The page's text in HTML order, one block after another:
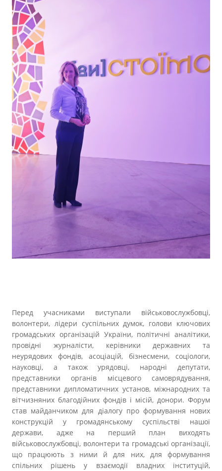
Перед учасниками виступали військовослужбовці,
волонтери, лідери суспільних думок, голови ключових
громадських організацій України, політичні аналітики,
провідні журналісти, керівники державних та
неурядових фондів, асоціацій, бізнесмени, соціологи,
науковці, а також урядовці, народні депутати,
представники органів місцевого самоврядування,
представники дипломатичних установ, міжнародних та
вітчизняних благодійних фондів і місій, донори. Форум
став майданчиком для діалогу про формування нових
конструкцій у громадянському суспільстві нашої
держави, адже на перший план виходять
військовослужбовці, волонтери та громадські організації,
що працюють з ними й для них, для формування
спільних рішень у взаємодії владних інституцій,